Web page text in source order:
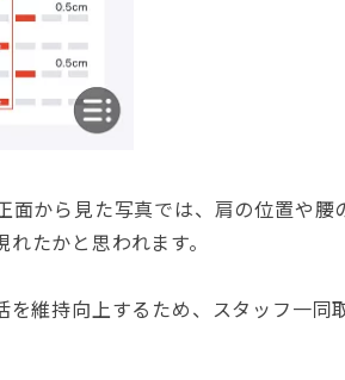
から見た写真では、肩の位置や
たかと思われます。
維持向上するため、スタッフ一同